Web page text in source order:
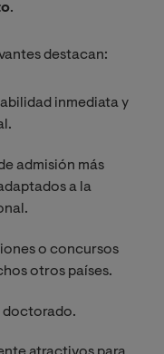
.
destacan:
inmediata y
admisión más
a la
o concursos
otros países.
doctorado.